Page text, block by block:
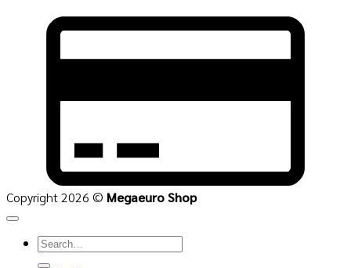
Copyright 2026 © Megaeuro Shop
Search